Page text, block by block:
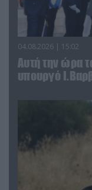
04.08.2026 | 15:02
Αυτή την ώρα
υπουργό